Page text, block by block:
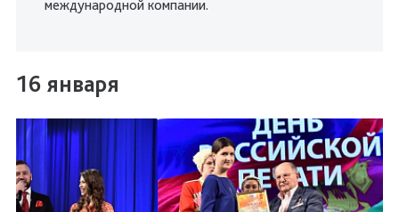
международной компании.
16 января